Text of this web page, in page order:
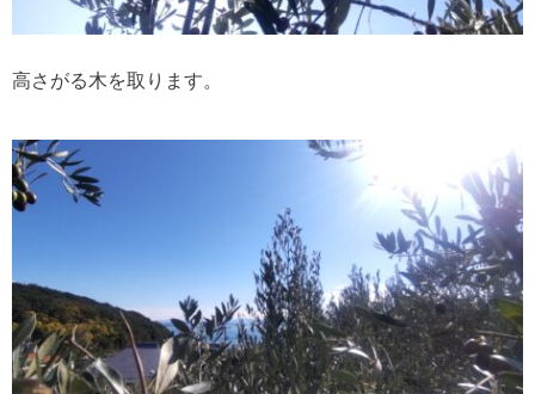
高さがる木を取ります。